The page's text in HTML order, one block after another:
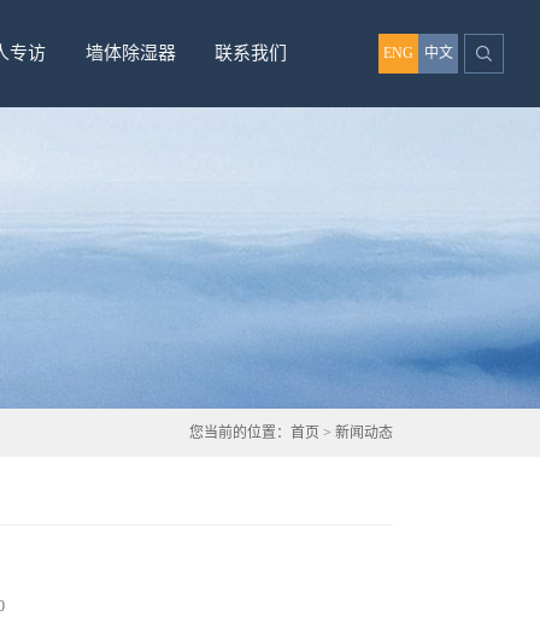
专访 墙体除湿器 联系我们 ENG 中文
您当前的位置： 首页 > 新闻动态